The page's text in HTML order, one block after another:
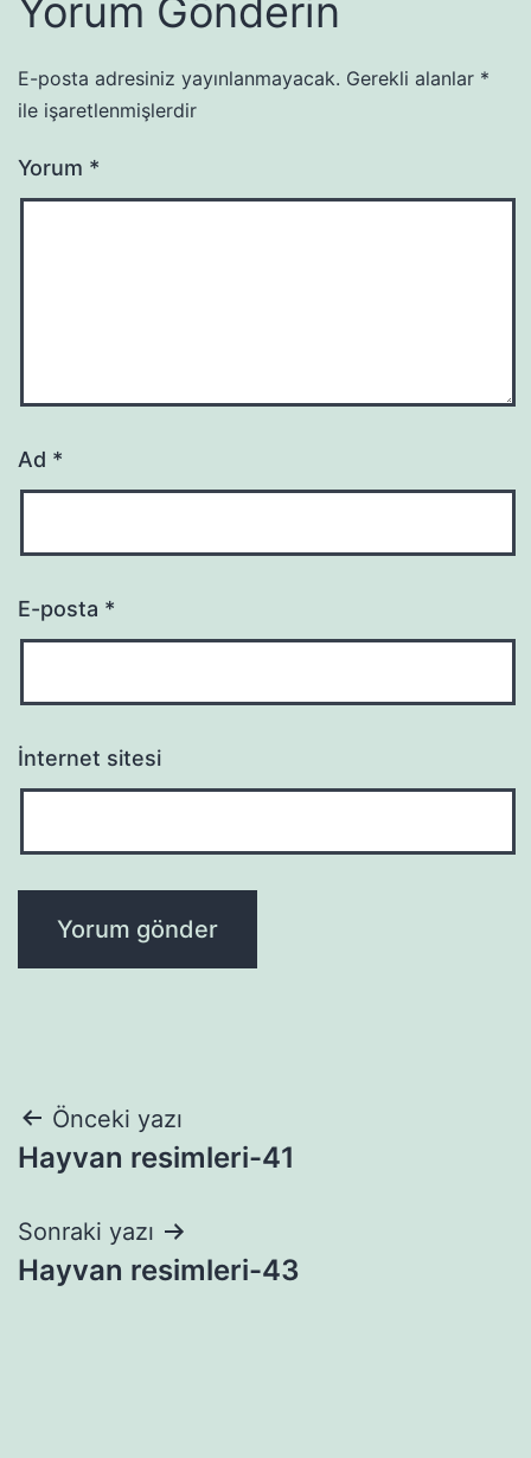
Yorum Gönderin
E-posta adresiniz yayınlanmayacak. Gerekli alanlar *
ile işaretlenmişlerdir
Yorum *
Ad *
E-posta *
İnternet sitesi
Yazı
gezinmesi
Önceki yazı
Hayvan resimleri-41
Sonraki yazı
Hayvan resimleri-43